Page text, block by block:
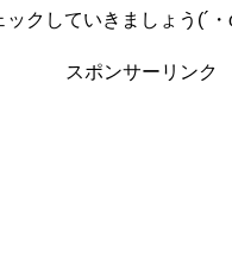
ックしていきましょう(´
スポンサーリンク